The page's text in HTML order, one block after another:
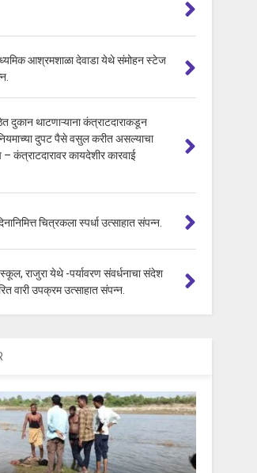
आश्रमशाळा देवाडा येथे संमोहन स्टेज
दुकान थाटणाऱ्याना कंत्राटदाराकडून
दुपट पैसे वसुल करीत असल्याचा
– कंत्राटदारावर कायदेशीर कारवाई
चित्रकला स्पर्धा उत्साहात संपन्न.
राजुरा येथे -पर्यावरण संवर्धनाचा संदेश
वारी उपक्रम उत्साहात संपन्न.